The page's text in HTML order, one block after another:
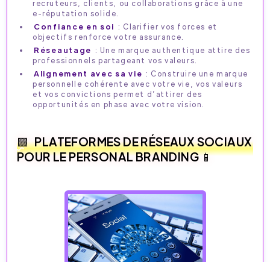
recruteurs, clients, ou collaborations grâce à une
e-réputation solide.
Confiance en soi : Clarifier vos forces et
objectifs renforce votre assurance.
Réseautage : Une marque authentique attire des
professionnels partageant vos valeurs.
Alignement avec sa vie : Construire une marque
personnelle cohérente avec votre vie, vos valeurs
et vos convictions permet d’attirer des
opportunités en phase avec votre vision.
PLATEFORMES DE RÉSEAUX SOCIAUX
POUR LE PERSONAL BRANDING 📱